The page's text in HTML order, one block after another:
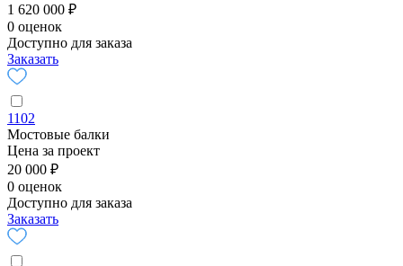
1 620 000 ₽
0 оценок
Доступно для заказа
Заказать
1102
Мостовые балки
Цена за проект
20 000 ₽
0 оценок
Доступно для заказа
Заказать